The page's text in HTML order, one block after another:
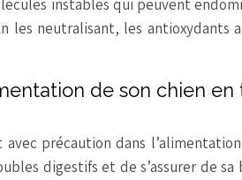
instables qui peuvent
les neutralisant, les antioxydants
de son chien
précaution dans
digestifs et de s’assurer de sa